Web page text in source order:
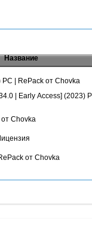
Название
| RePack от Chovka
| Early Access] (2023)
Chovka
от Chovka